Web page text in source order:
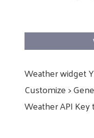
Weather widget
Customize >
Weather API